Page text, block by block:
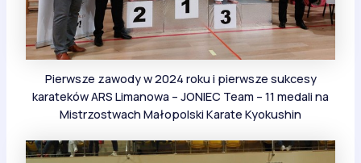
Pierwsze zawody w 2024 roku i pierwsze sukcesy
karateków ARS Limanowa – JONIEC Team – 11 medali na
Mistrzostwach Małopolski Karate Kyokushin